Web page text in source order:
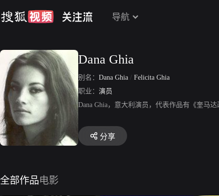
导航
Dana Ghia
别名： Dana Ghia / Felicita Ghia
职业： 演员
Dana Ghia，意大利演员，代表作品有《奎马
分享
全部作品电影